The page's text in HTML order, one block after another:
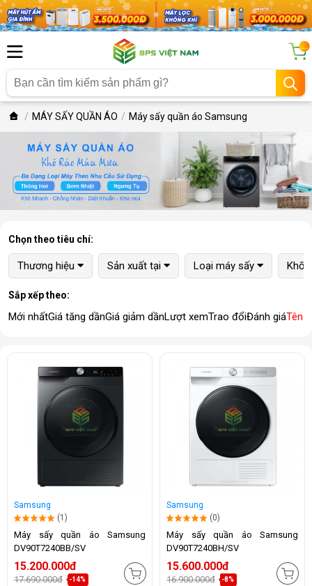
...
MÁY SẤY QUẦN ÁO Máy sấy quần áo Samsung
Chọn theo tiêu chí:
Thương hiệu Sản xuất tại Loại máy sấy Khối
Sắp xếp theo:
Mới nhấtGiá tăng dầnGiá giảm dầnLượt xemTrao đổiĐánh giáTên
Samsung
(1)
Máy sấy quần áo Samsung
DV90T7240BB/SV
15.200.000đ
17.690.000đ -14%
Samsung
(0)
Máy sấy quần áo Samsung
DV90T7240BH/SV
15.600.000đ
16.900.000đ -8%